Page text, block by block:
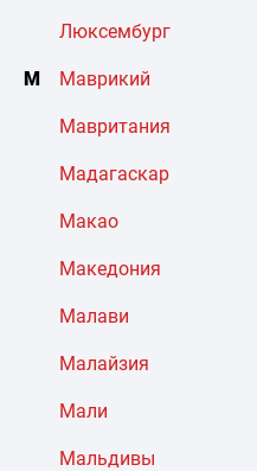
Люксембург
М Маврикий
Мавритания
Мадагаскар
Макао
Македония
Малави
Малайзия
Мали
Мальдивы